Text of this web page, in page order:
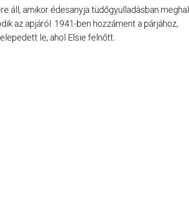
áll, amikor édesanyja tüdőgyulladásban meghal.
az apjáról. 1941-ben hozzáment a párjához,
le, ahol Elsie felnőtt.